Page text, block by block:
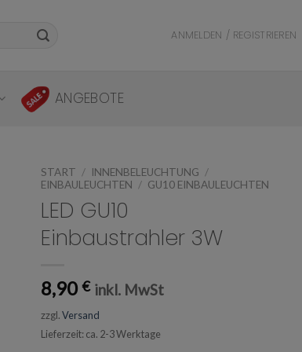
ANMELDEN / REGISTRIEREN
ANGEBOTE
START / INNENBELEUCHTUNG /
EINBAULEUCHTEN / GU10 EINBAULEUCHTEN
LED GU10
Einbaustrahler 3W
8,90 € inkl. MwSt
zzgl.Versand
Lieferzeit: ca. 2-3 Werktage